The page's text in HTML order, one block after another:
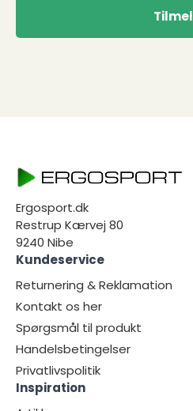
Ergosport.dk
Restrup Kærvej 80
9240 Nibe
Kundeservice
Returnering & Reklamation
Kontakt os her
Spørgsmål til produkt
Handelsbetingelser
Privatlivspolitik
Inspiration